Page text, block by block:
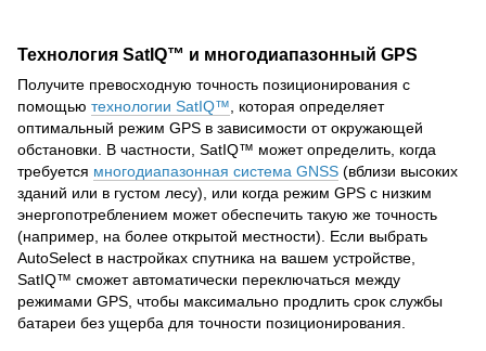
Технология SatIQ™ и многодиапазонный GPS
Получите превосходную точность позиционирования с
помощью технологии SatIQ™, которая определяет
оптимальный режим GPS в зависимости от окружающей
обстановки. В частности, SatIQ™ может определить, когда
требуется многодиапазонная система GNSS (вблизи высоких
зданий или в густом лесу), или когда режим GPS с низким
энергопотреблением может обеспечить такую же точность
(например, на более открытой местности). Если выбрать
AutoSelect в настройках спутника на вашем устройстве,
SatIQ™ сможет автоматически переключаться между
режимами GPS, чтобы максимально продлить срок службы
батареи без ущерба для точности позиционирования.